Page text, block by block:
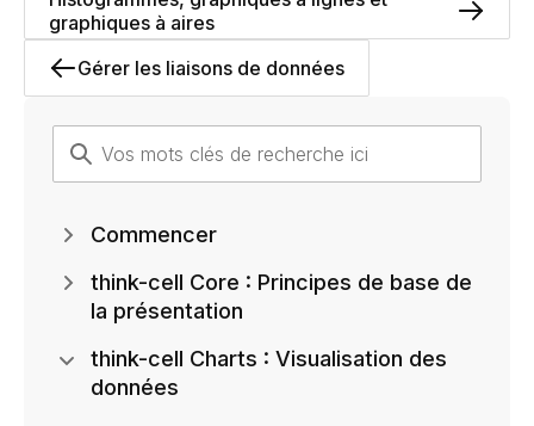
Gérer les liaisons de données
graphiques à aires
Commencer
think-cell Core : Principes de base de
la présentation
think-cell Charts : Visualisation des
données